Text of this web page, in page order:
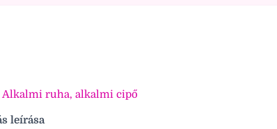
Alkalmi ruha, alkalmi cipő
leírása